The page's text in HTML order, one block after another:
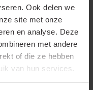
Ook delen we
site met onze
en analyse. Deze
met andere
of die ze hebben
van hun services.